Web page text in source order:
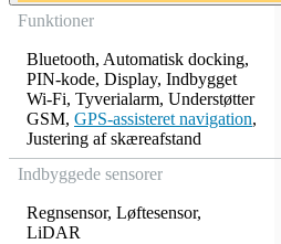
Funktioner
Bluetooth, Automatisk docking,
PIN-kode, Display, Indbygget
Wi-Fi, Tyverialarm, Understøtter
GSM, GPS-assisteret navigation,
Justering af skæreafstand
Indbyggede sensorer
Regnsensor, Løftesensor,
LiDAR